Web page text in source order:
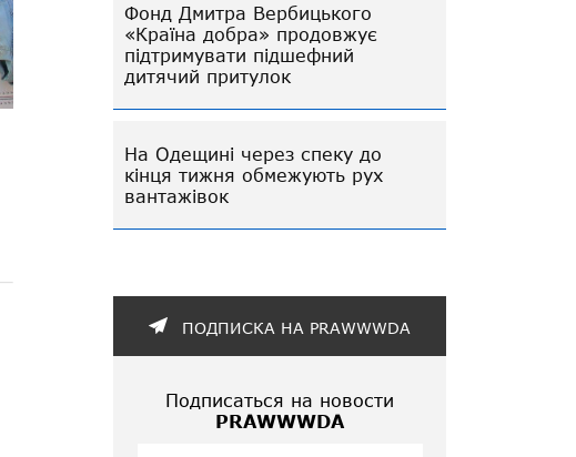
Фонд Дмитра Вербицького
«Країна добра» продовжує
підтримувати підшефний
дитячий притулок
На Одещині через спеку до
кінця тижня обмежують рух
вантажівок
ПОДПИСКА НА PRAWWWDA
Подписаться на новости
PRAWWWDA